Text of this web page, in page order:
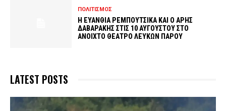
ΠΟΛΙΤΙΣΜΟΣ
Η ΕΥΑΝΘΙΑ ΡΕΜΠΟΥΤΣΙΚΑ ΚΑΙ Ο ΑΡΗΣ
ΔΑΒΑΡΑΚΗΣ ΣΤΙΣ 10 ΑΥΓΟΥΣΤΟΥ ΣΤΟ
ΑΝΟΙΧΤΟ ΘΕΑΤΡΟ ΛΕΥΚΩΝ ΠΑΡΟΥ
LATEST POSTS